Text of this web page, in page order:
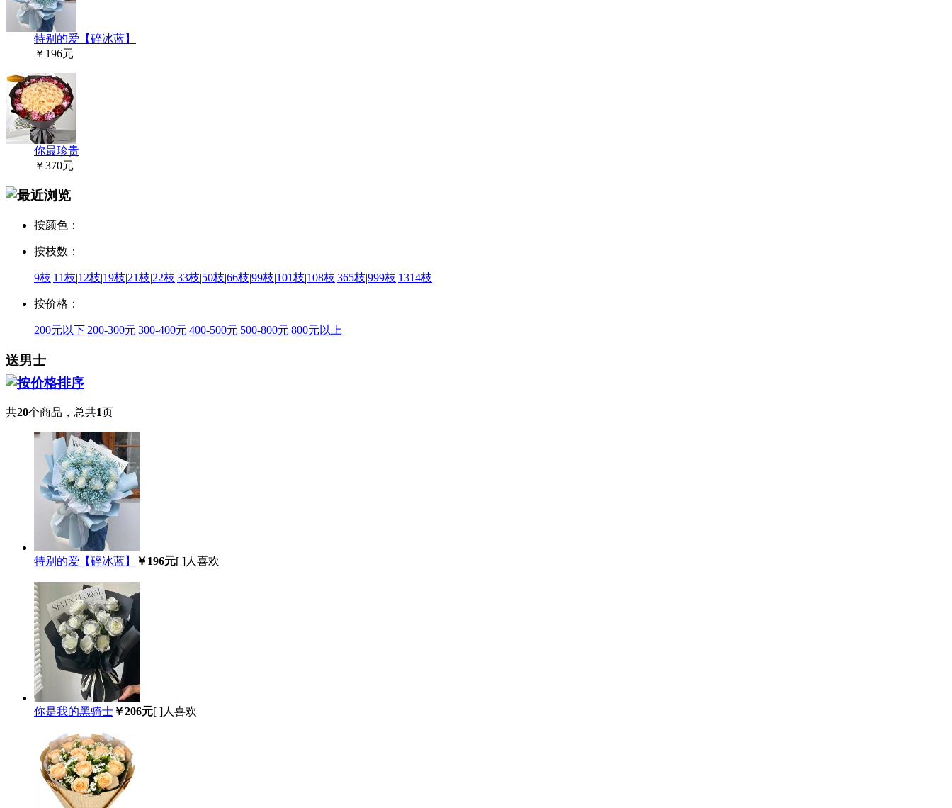
特别的爱【碎冰蓝】
￥196元
你最珍贵
￥370元
按颜色：
按枝数：
9枝|11枝|12枝|19枝|21枝|22枝|33枝|50枝|66枝|99枝|101枝|108枝|365枝|999枝|1314枝
按价格：
200元以下|200-300元|300-400元|400-500元|500-800元|800元以上
送男士
共20个商品，总共1页
特别的爱【碎冰蓝】 ￥196元[ ]人喜欢
你是我的黑骑士￥206元[ ]人喜欢